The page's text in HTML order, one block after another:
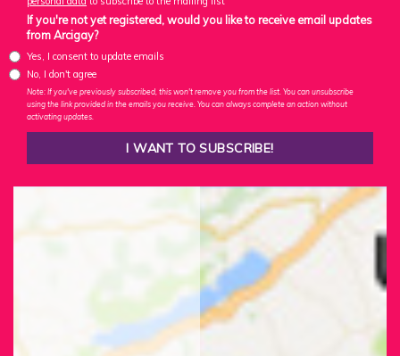
If you're not yet registered, would you like to receive email updates
from Arcigay?
Yes, I consent to update emails
No, I don't agree
Note: If you've previously subscribed, this won't remove you from the list. You can unsubscribe
using the link provided in the emails you receive. You can always complete an action without
activating updates.